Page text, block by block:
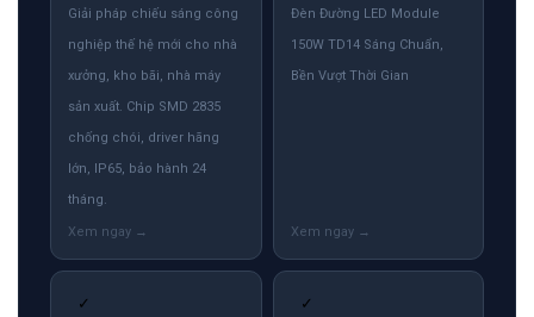
Giải pháp chiếu sáng công
nghiệp thế hệ mới cho nhà
xưởng, kho bãi, nhà máy
sản xuất. Chip SMD 2835
chống chói, driver hãng
lớn, IP65, bảo hành 24
tháng.
Đèn Đường LED Module
150W TD14 Sáng Chuẩn,
Bền Vượt Thời Gian
✓ ✓